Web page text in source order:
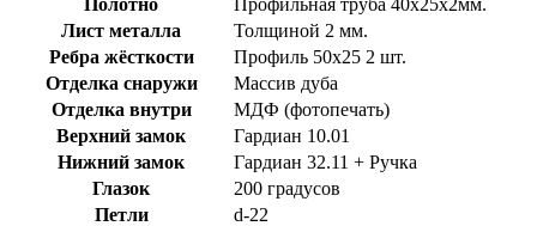
Лист металла
Толщиной 2 мм.
Ребра жёсткости
Профиль 50х25 2 шт.
Отделка снаружи
Массив дуба
Отделка внутри
МДФ (фотопечать)
Верхний замок
Гардиан 10.01
Нижний замок
Гардиан 32.11 + Ручка
Глазок
200 градусов
Петли
d-22